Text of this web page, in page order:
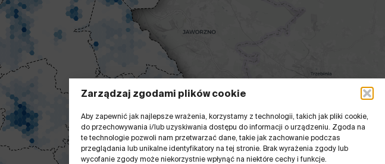
Zarządzaj zgodami plików cookie
Aby zapewnić jak najlepsze wrażenia, korzystamy z technologii, takich jak pliki cookie,
do przechowywania i/lub uzyskiwania dostępu do informacji o urządzeniu. Zgoda na
te technologie pozwoli nam przetwarzać dane, takie jak zachowanie podczas
przeglądania lub unikalne identyfikatory na tej stronie. Brak wyrażenia zgody lub
wycofanie zgody może niekorzystnie wpłynąć na niektóre cechy i funkcje.